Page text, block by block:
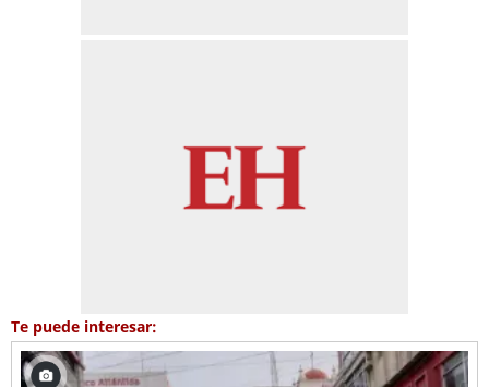
Te puede interesar: